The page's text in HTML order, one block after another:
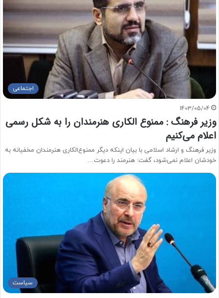
اجتماعی
1403/05/04
وزیر فرهنگ : ممنوع‌ الکاری هنرمندان را به شکل رسمی
اعلام می‌کنیم
وزیر فرهنگ و ارشاد اسلامی با بیان اینکه دیگر ممنوع‌الکاری هنرمندان مخفیانه به
خودشان اعلام نمی‌شود، گفت: هنرمند را دعوت…
سیاست